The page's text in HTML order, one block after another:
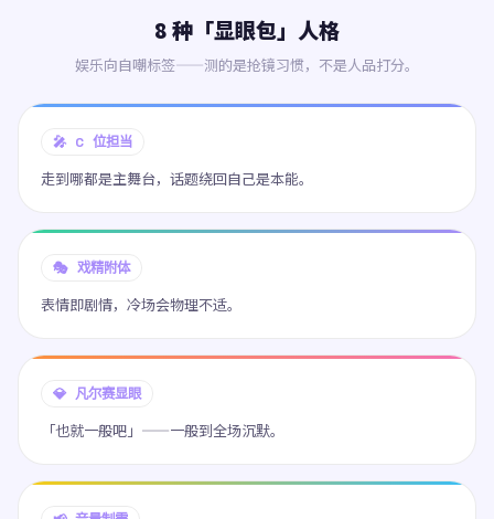
8 种「显眼包」人格
娱乐向自嘲标签——测的是抢镜习惯，不是人品打分。
🎤 C 位担当
走到哪都是主舞台，话题绕回自己是本能。
🎭 戏精附体
表情即剧情，冷场会物理不适。
💎 凡尔赛显眼
「也就一般吧」——一般到全场沉默。